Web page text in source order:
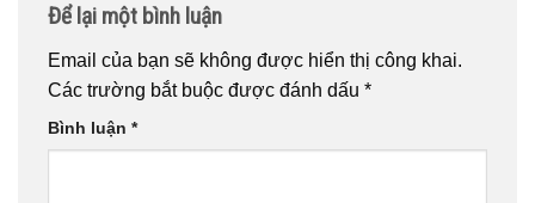
Để lại một bình luận
Email của bạn sẽ không được hiển thị công khai.
Các trường bắt buộc được đánh dấu *
Bình luận *